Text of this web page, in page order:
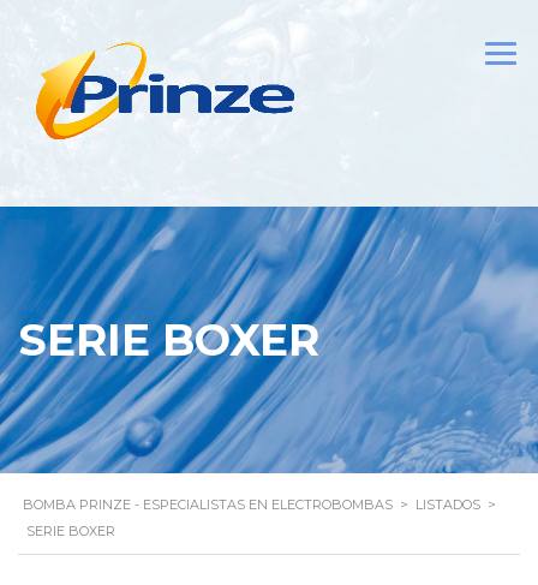
SERIE BOXER
BOMBA PRINZE - ESPECIALISTAS EN ELECTROBOMBAS > LISTADOS >
SERIE BOXER